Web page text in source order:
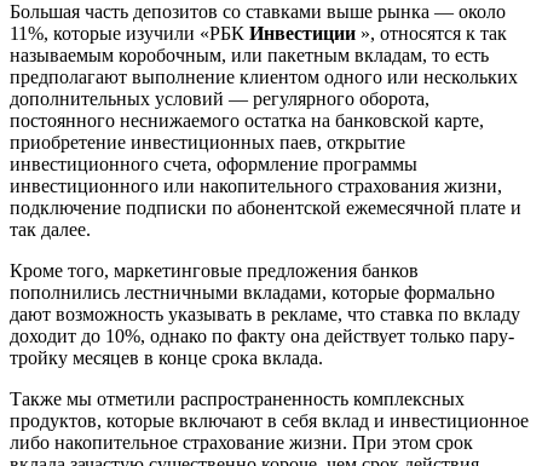
Большая часть депозитов со ставками выше рынка — около
11%, которые изучили «РБК Инвестиции », относятся к так
называемым коробочным, или пакетным вкладам, то есть
предполагают выполнение клиентом одного или нескольких
дополнительных условий — регулярного оборота,
постоянного неснижаемого остатка на банковской карте,
приобретение инвестиционных паев, открытие
инвестиционного счета, оформление программы
инвестиционного или накопительного страхования жизни,
подключение подписки по абонентской ежемесячной плате и
так далее.
Кроме того, маркетинговые предложения банков
пополнились лестничными вкладами, которые формально
дают возможность указывать в рекламе, что ставка по вкладу
доходит до 10%, однако по факту она действует только пару-
тройку месяцев в конце срока вклада.
Также мы отметили распространенность комплексных
продуктов, которые включают в себя вклад и инвестиционное
либо накопительное страхование жизни. При этом срок